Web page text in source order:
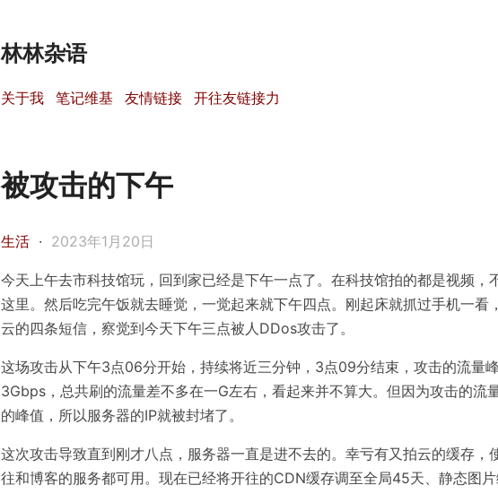
林林杂语
关于我 笔记维基 友情链接 开往友链接力
被攻击的下午
生活 · 2023年1月20日
今天上午去市科技馆玩，回到家已经是下午一点了。在科技馆拍的都是视频，
这里。然后吃完午饭就去睡觉，一觉起来就下午四点。刚起床就抓过手机一看
云的四条短信，察觉到今天下午三点被人DDos攻击了。
这场攻击从下午3点06分开始，持续将近三分钟，3点09分结束，攻击的流量
3Gbps，总共刷的流量差不多在一G左右，看起来并不算大。但因为攻击的流
的峰值，所以服务器的IP就被封堵了。
这次攻击导致直到刚才八点，服务器一直是进不去的。幸亏有又拍云的缓存，
往和博客的服务都可用。现在已经将开往的CDN缓存调至全局45天、静态图片